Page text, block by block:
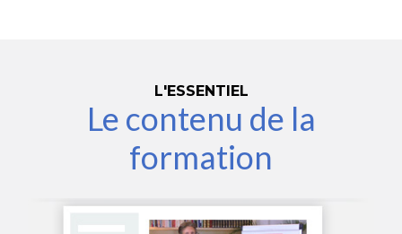
L'ESSENTIEL
Le contenu de la
formation